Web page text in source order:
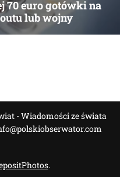
- Wiadomości ze świata
.